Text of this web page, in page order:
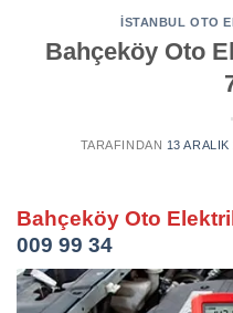
İSTANBUL OTO
Bahçeköy Oto
TARAFINDAN 13 ARALIK
Bahçeköy Oto
009 99 34